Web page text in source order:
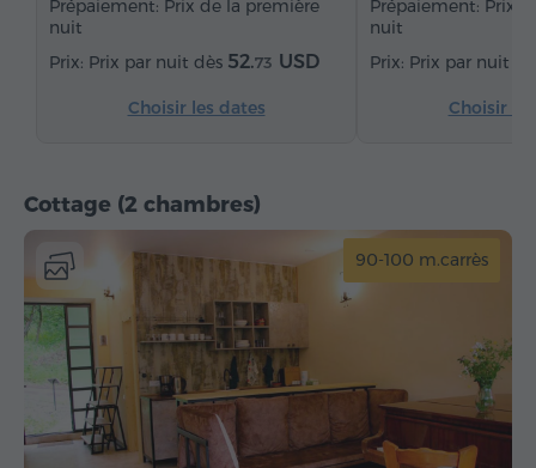
Prépaiement: Prix de la première
nuit
Prix par nuit dès 52.73 USD
Choisir les dates
Prépaiement: Prix
nuit
Prix par nuit
Choisir
Cottage (2 chambres)
90-100 m.carrès